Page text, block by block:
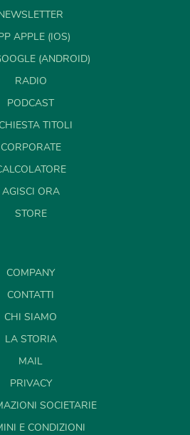
APPLE (IOS)
(ANDROID)
RADIO
PODCAST
TITOLI
CORPORATE
AGISCI ORA
STORE
COMPANY
CONTATTI
CHI SIAMO
LA STORIA
MAIL
PRIVACY
SOCIETARIE
E CONDIZIONI